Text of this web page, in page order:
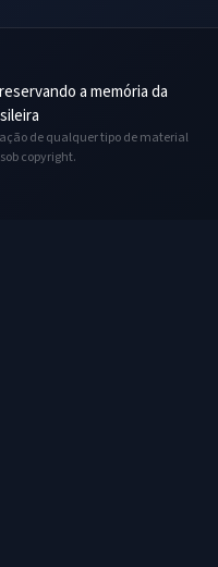
a memória da
de qualquer tipo de material
copyright.